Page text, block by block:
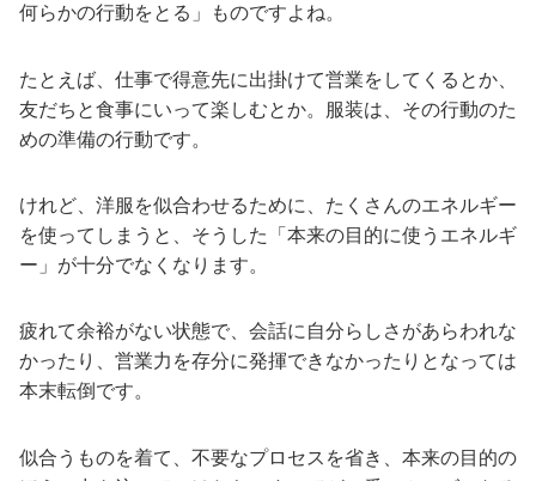
何らかの行動をとる」ものですよね。
たとえば、仕事で得意先に出掛けて営業をしてくるとか、
友だちと食事にいって楽しむとか。服装は、その行動のた
めの準備の行動です。
けれど、洋服を似合わせるために、たくさんのエネルギー
を使ってしまうと、そうした「本来の目的に使うエネルギ
ー」が十分でなくなります。
疲れて余裕がない状態で、会話に自分らしさがあらわれな
かったり、営業力を存分に発揮できなかったりとなっては
本末転倒です。
似合うものを着て、不要なプロセスを省き、本来の目的の